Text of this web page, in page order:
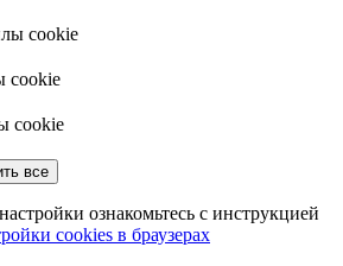
cookie
cookie
cookie
все
ознакомьтесь с инструкцией
cookies в браузерах